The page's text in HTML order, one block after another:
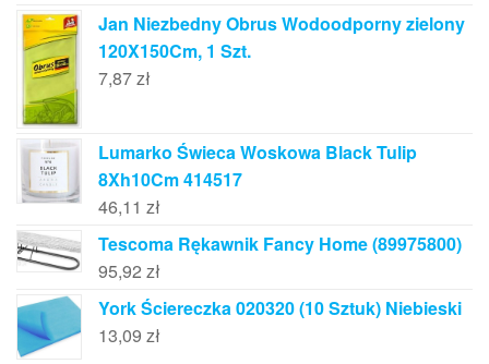
Jan Niezbedny Obrus Wodoodporny zielony
120X150Cm, 1 Szt.
7,87zł
Lumarko Świeca Woskowa Black Tulip
8Xh10Cm 414517
46,11 zł
Tescoma Rękawnik Fancy Home (89975800)
95,92 zł
York Ściereczka 020320 (10 Sztuk) Niebieski
13,09 zł